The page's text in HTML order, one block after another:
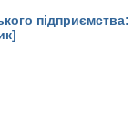
підприємства: